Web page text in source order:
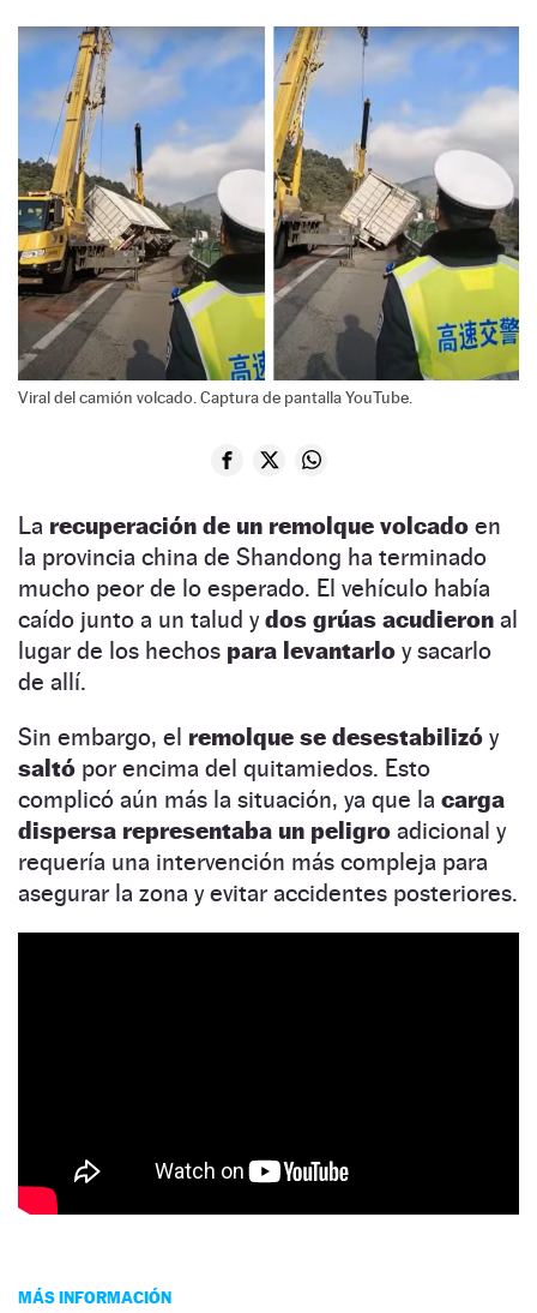
Viral del camión volcado. Captura de pantalla YouTube.
La recuperación de un remolque volcado en
la provincia china de Shandong ha terminado
mucho peor de lo esperado. El vehículo había
caído junto a un talud ydos grúas acudieron al
lugar de los hechos para levantarlo y sacarlo
de allí.
Sin embargo, el remolque se desestabilizó y
saltó por encima del quitamiedos. Esto
complicó aún más la situación, ya que la carga
dispersa representaba un peligro adicional y
requería una intervención más compleja para
asegurar la zona y evitar accidentes posteriores.
MÁS INFORMACIÓN